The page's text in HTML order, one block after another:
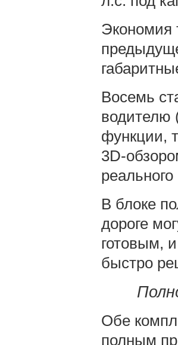
Экономия
Восемь
водителю
функции,
3D-
В блоке
дороге
готовым,
быстро
Обе
полным